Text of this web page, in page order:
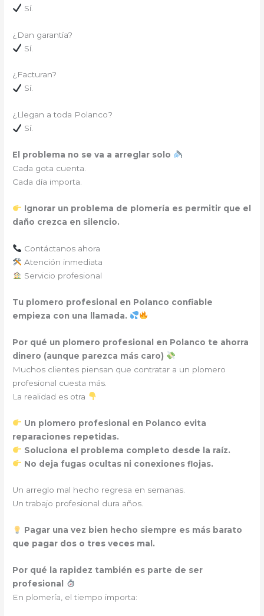
Sí.
¿Dan garantía?
Sí.
¿Facturan?
Sí.
¿Llegan a toda Polanco?
Sí.
El problema no se va a arreglar solo
Cada gota cuenta.
Cada día importa.
Ignorar un problema de plomería es permitir que el
daño crezca en silencio.
Contáctanos ahora
Atención inmediata
Servicio profesional
Tu plomero profesional en Polanco confiable
empieza con una llamada.
Por qué un plomero profesional en Polanco te ahorra
dinero (aunque parezca más caro)
Muchos clientes piensan que contratar a un plomero
profesional cuesta más.
La realidad es otra
Un plomero profesional en Polanco evita
reparaciones repetidas.
Soluciona el problema completo desde la raíz.
No deja fugas ocultas ni conexiones flojas.
Un arreglo mal hecho regresa en semanas.
Un trabajo profesional dura años.
Pagar una vez bien hecho siempre es más barato
que pagar dos o tres veces mal.
Por qué la rapidez también es parte de ser
profesional
En plomería, el tiempo importa: